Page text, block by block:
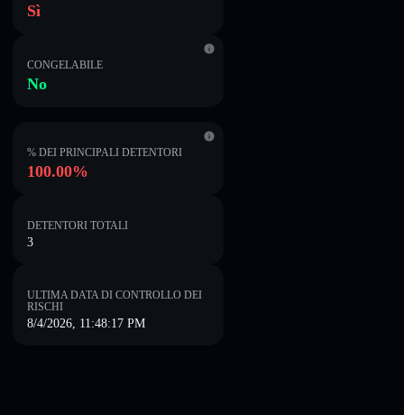
Sì
CONGELABILE
No
% DEI PRINCIPALI DETENTORI
100.00%
DETENTORI TOTALI
3
ULTIMA DATA DI CONTROLLO DEI
RISCHI
8/4/2026, 11:48:17 PM